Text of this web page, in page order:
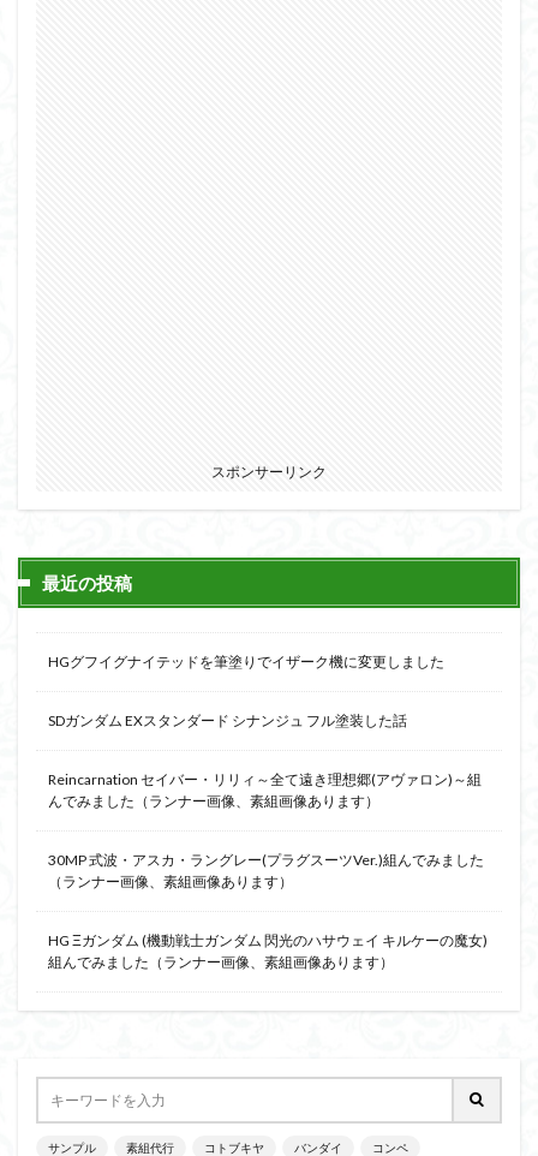
スポンサーリンク
最近の投稿
HGグフイグナイテッドを筆塗りでイザーク機に変更しました
SDガンダム EXスタンダード シナンジュ フル塗装した話
Reincarnation セイバー・リリィ～全て遠き理想郷(アヴァロン)～組
んでみました（ランナー画像、素組画像あります）
30MP 式波・アスカ・ラングレー(プラグスーツVer.)組んでみました
（ランナー画像、素組画像あります）
HG Ξガンダム (機動戦士ガンダム 閃光のハサウェイ キルケーの魔女)
組んでみました（ランナー画像、素組画像あります）
サンプル 素組代行 コトブキヤ バンダイ コンペ